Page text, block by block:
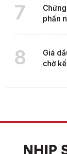
7
phấn
8
Giá
chờ